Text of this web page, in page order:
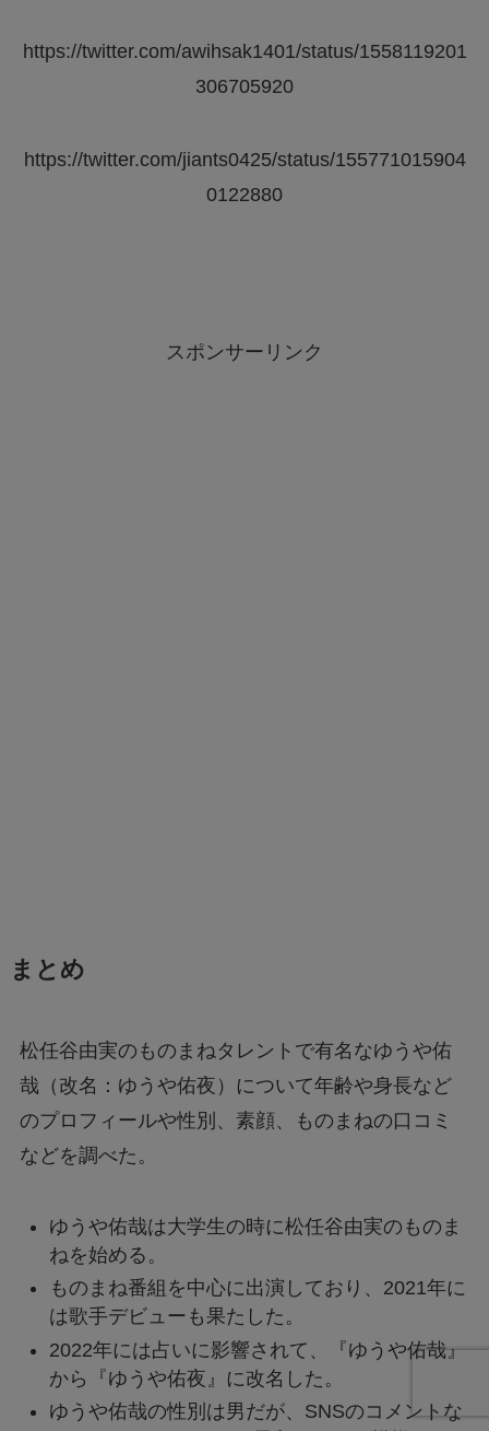
https://twitter.com/awihsak1401/status/1558119201
306705920
https://twitter.com/jiants0425/status/155771015904
0122880
スポンサーリンク
まとめ
松任谷由実のものまねタレントで有名なゆうや佑
哉（改名：ゆうや佑夜）について年齢や身長など
のプロフィールや性別、素顔、ものまねの口コミ
などを調べた。
ゆうや佑哉は大学生の時に松任谷由実のものま
ねを始める。
ものまね番組を中心に出演しており、2021年に
は歌手デビューも果たした。
2022年には占いに影響されて、『ゆうや佑哉』
から『ゆうや佑夜』に改名した。
ゆうや佑哉の性別は男だが、SNSのコメントな